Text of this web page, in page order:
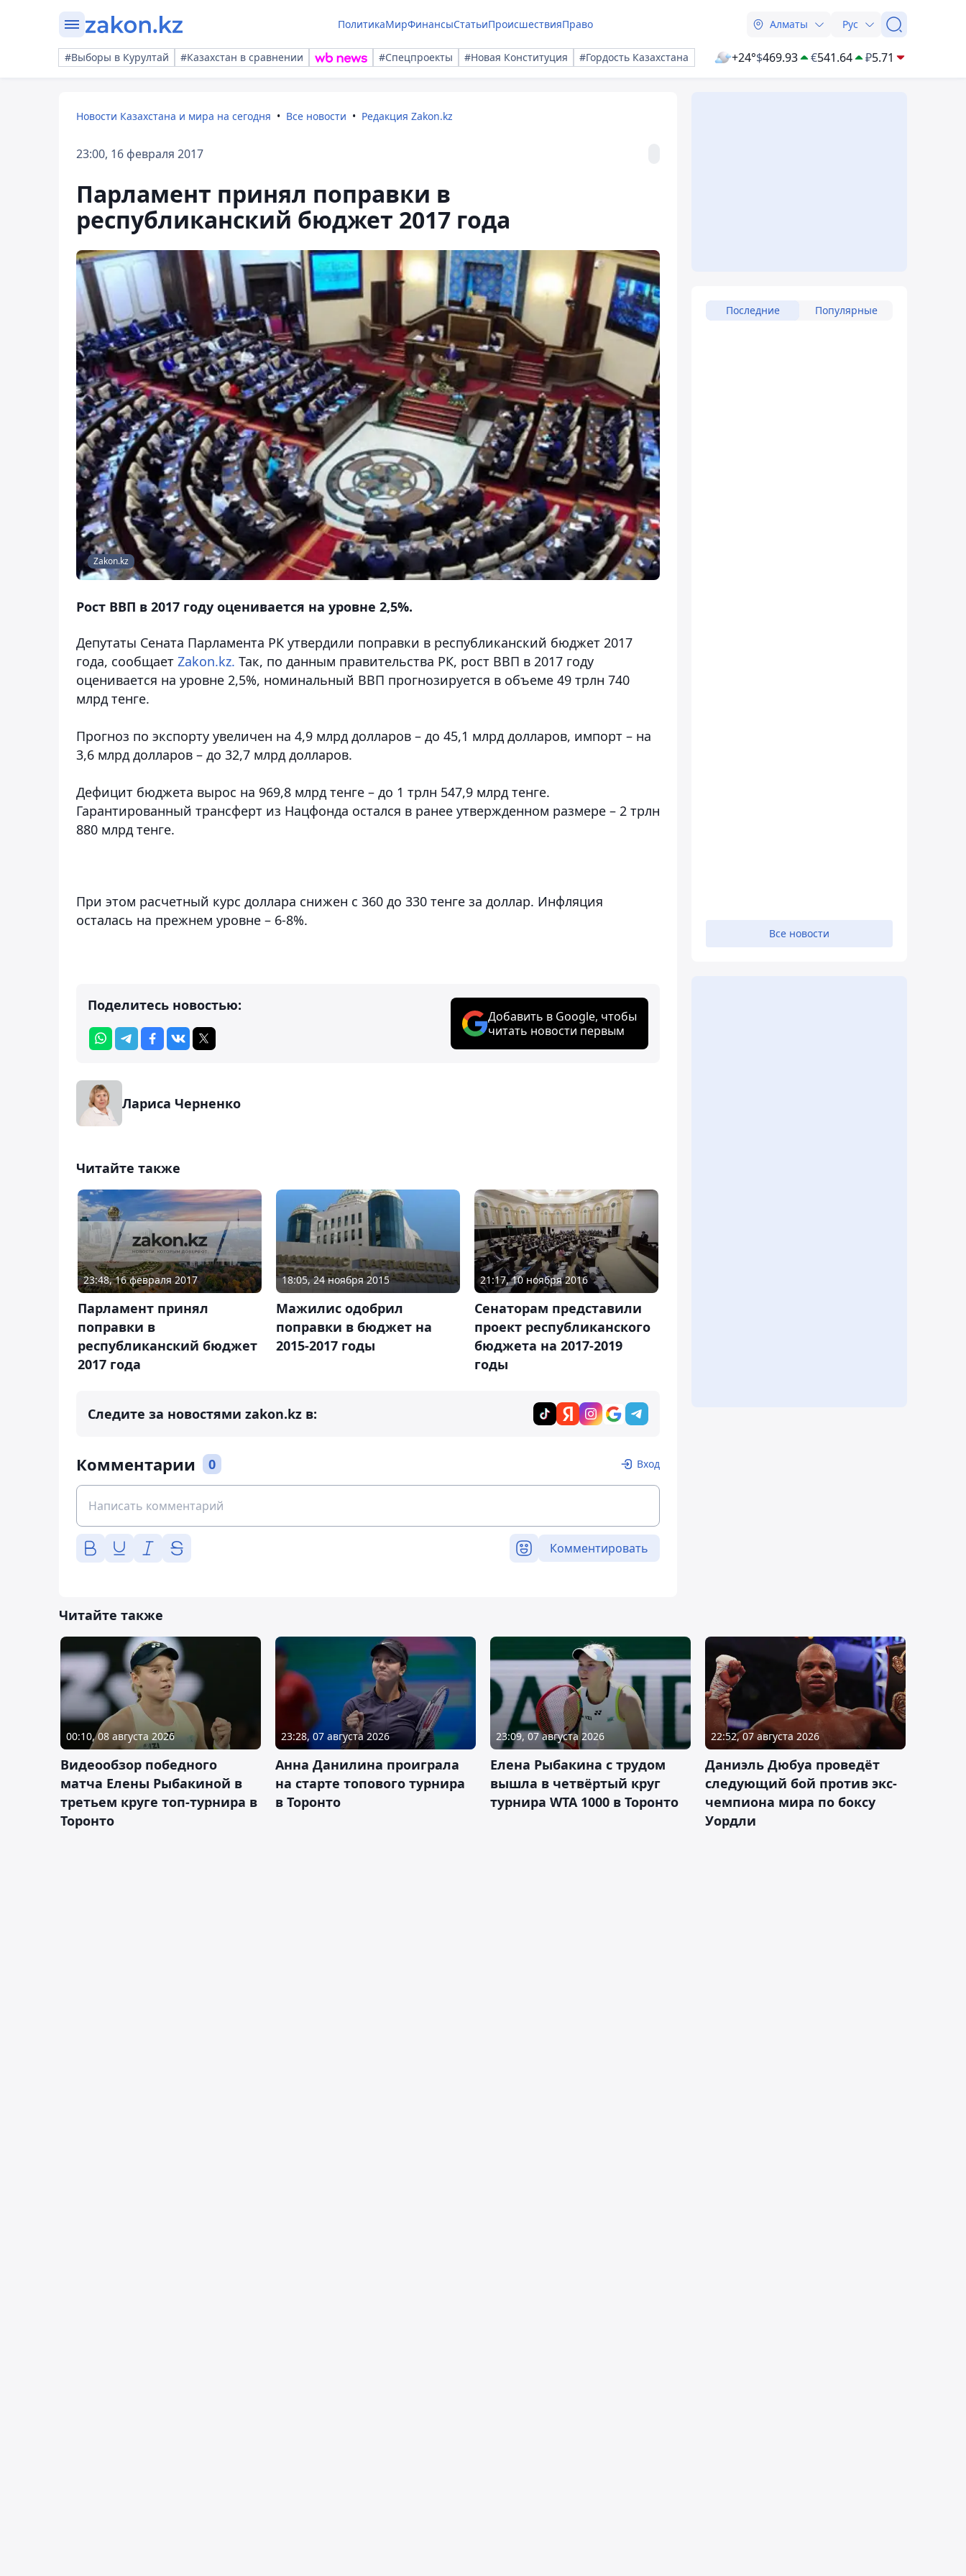
ПолитикаМирФинансыСтатьиПроисшествияПраво Алматы Рус
#Выборы в Курултай #Казахстан в сравнении #Спецпроекты #Новая Конституция #Гордость Казахстана +24°$469.93 €541.64 ₽5.71
Новости Казахстана и мира на сегодня Все новости Редакция Zakon.kz
23:00, 16 февраля 2017
Парламент принял поправки в
республиканский бюджет 2017 года
Zakon.kz
Рост ВВП в 2017 году оценивается на уровне 2,5%.
Депутаты Сената Парламента РК утвердили поправки в республиканский бюджет 2017
года, сообщает Zakon.kz. Так, по данным правительства РК, рост ВВП в 2017 году
оценивается на уровне 2,5%, номинальный ВВП прогнозируется в объеме 49 трлн 740
млрд тенге.
Прогноз по экспорту увеличен на 4,9 млрд долларов – до 45,1 млрд долларов, импорт – на
3,6 млрд долларов – до 32,7 млрд долларов.
Дефицит бюджета вырос на 969,8 млрд тенге – до 1 трлн 547,9 млрд тенге.
Гарантированный трансферт из Нацфонда остался в ранее утвержденном размере – 2 трлн
880 млрд тенге.
При этом расчетный курс доллара снижен с 360 до 330 тенге за доллар. Инфляция
осталась на прежнем уровне – 6-8%.
Поделитесь новостью:
Добавить в Google, чтобы
читать новости первым
Лариса Черненко
Читайте также
23:48, 16 февраля 2017
Парламент принял
поправки в
республиканский бюджет
2017 года
18:05, 24 ноября 2015
Мажилис одобрил
поправки в бюджет на
2015-2017 годы
21:17, 10 ноября 2016
Сенаторам представили
проект республиканского
бюджета на 2017-2019
годы
Следите за новостями zakon.kz в:
Комментарии 0 Вход
Комментировать
Последние Популярные
Все новости
Читайте также
00:10, 08 августа 2026
Видеообзор победного
матча Елены Рыбакиной в
третьем круге топ-турнира в
Торонто
23:28, 07 августа 2026
Анна Данилина проиграла
на старте топового турнира
в Торонто
23:09, 07 августа 2026
Елена Рыбакина с трудом
вышла в четвёртый круг
турнира WTA 1000 в Торонто
22:52, 07 августа 2026
Даниэль Дюбуа проведёт
следующий бой против экс-
чемпиона мира по боксу
Уордли